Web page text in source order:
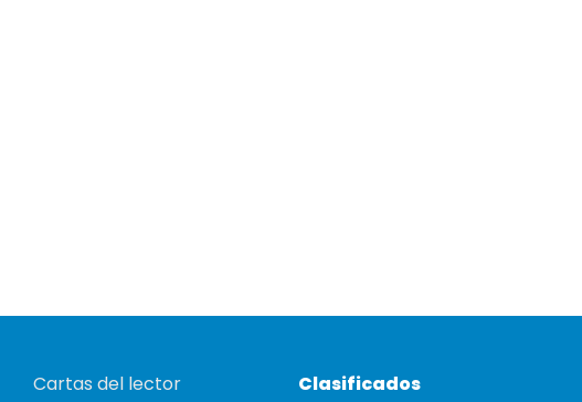
Cartas del lector
Clasificados